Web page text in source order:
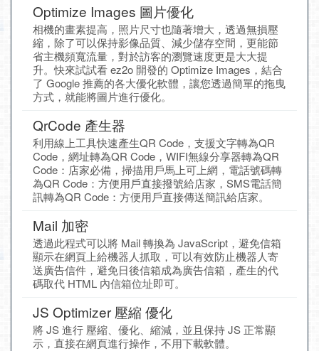
Optimize Images 圖片優化
相機的畫素提高，照片尺寸也隨著增大，透過無損壓
縮，除了可以保持影像品質、減少儲存空間，更能節
省主機頻寬流量，對於訪客的瀏覽速度更是大大提
升。快來試試看 ez2o 開發的 Optimize Images，結合
了 Google 推薦的各大優化軟體，讓您透過簡單的拖曳
方式，就能將圖片進行優化。
QrCode 產生器
利用線上工具快速產生QR Code，支援文字轉為QR
Code，網址轉為QR Code，WIFI無線分享器轉為QR
Code：店家必備，掃描用戶馬上可上網，電話號碼轉
為QR Code：方便用戶直接撥號給店家，SMS電話簡
訊轉為QR Code：方便用戶直接傳送簡訊給店家。
Mail 加密
透過此程式可以將 Mail 轉換為 JavaScript，避免信箱
顯示在網頁上給機器人抓取，可以有效防止機器人寄
送廣告信件，避免日後信箱成為廣告信箱，產生的代
碼取代 HTML 內信箱位址即可。
JS Optimizer 壓縮 優化
將 JS 進行 壓縮、優化、縮減，並且保持 JS 正常顯
示，直接在網頁進行操作，不用下載軟體。